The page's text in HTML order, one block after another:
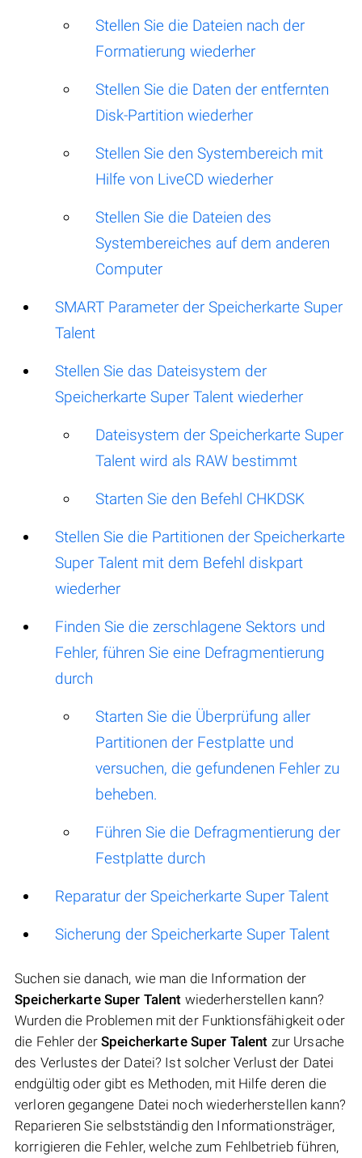
Stellen Sie die Dateien nach der
Formatierung wiederher
Stellen Sie die Daten der entfernten
Disk-Partition wiederher
Stellen Sie den Systembereich mit
Hilfe von LiveCD wiederher
Stellen Sie die Dateien des
Systembereiches auf dem anderen
Computer
SMART Parameter der Speicherkarte Super
Talent
Stellen Sie das Dateisystem der
Speicherkarte Super Talent wiederher
Dateisystem der Speicherkarte Super
Talent wird als RAW bestimmt
Starten Sie den Befehl CHKDSK
Stellen Sie die Partitionen der Speicherkarte
Super Talent mit dem Befehl diskpart
wiederher
Finden Sie die zerschlagene Sektors und
Fehler, führen Sie eine Defragmentierung
durch
Starten Sie die Überprüfung aller
Partitionen der Festplatte und
versuchen, die gefundenen Fehler zu
beheben.
Führen Sie die Defragmentierung der
Festplatte durch
Reparatur der Speicherkarte Super Talent
Sicherung der Speicherkarte Super Talent
Suchen sie danach, wie man die Information der
Speicherkarte Super Talent wiederherstellen kann?
Wurden die Problemen mit der Funktionsfähigkeit oder
die Fehler der Speicherkarte Super Talent zur Ursache
des Verlustes der Datei? Ist solcher Verlust der Datei
endgültig oder gibt es Methoden, mit Hilfe deren die
verloren gegangene Datei noch wiederherstellen kann?
Reparieren Sie selbstständig den Informationsträger,
korrigieren die Fehler, welche zum Fehlbetrieb führen,